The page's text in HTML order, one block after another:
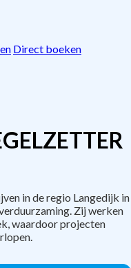
Direct boeken
in de regio Langedijk in
Zij werken
waardoor projecten